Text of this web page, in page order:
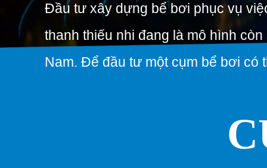
Đầu tư xây dựng bể bơi phục vụ
thanh thiếu nhi đang là mô hình còn
Nam. Để đầu tư một cụm bể bơi có